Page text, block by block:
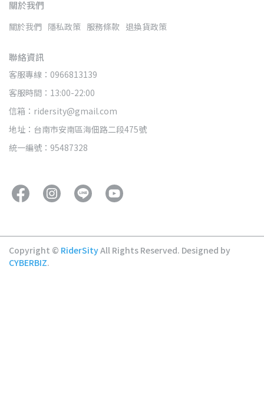
關於我們
關於我們 隱私政策 服務條款 退換貨政策
聯絡資訊
客服專線：0966813139
客服時間：13:00-22:00
信箱：ridersity@gmail.com
地址：台南市安南區海佃路二段475號
統一編號：95487328
Copyright © RiderSityAll Rights Reserved. Designed by
CYBERBIZ.